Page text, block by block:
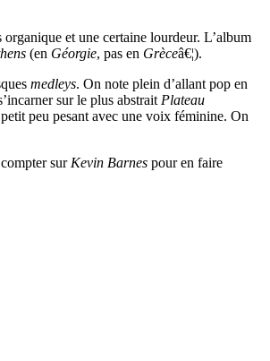
et une certaine lourdeur. L’album
(en Géorgie, pas en Grèceâ€¦).
medleys. On note plein d’allant pop en
sur le plus abstrait Plateau
peu pesant avec une voix féminine. On
sur Kevin Barnes pour en faire